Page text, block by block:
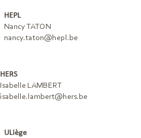
HEPL
Nancy TATON
nancy.taton@hepl.be
HERS
Isabelle LAMBERT
isabelle.lambert@hers.be
ULiège